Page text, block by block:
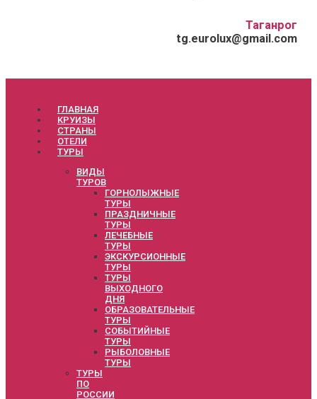
Таганрог
tg.eurolux@gmail.com
ГЛАВНАЯ
КРУИЗЫ
СТРАНЫ
ОТЕЛИ
ТУРЫ
ВИДЫ
ТУРОВ
ГОРНОЛЫЖНЫЕ
ТУРЫ
ПРАЗДНИЧНЫЕ
ТУРЫ
ЛЕЧЕБНЫЕ
ТУРЫ
ЭКСКУРСИОННЫЕ
ТУРЫ
ТУРЫ
ВЫХОДНОГО
ДНЯ
ОБРАЗОВАТЕЛЬНЫЕ
ТУРЫ
СОБЫТИЙНЫЕ
ТУРЫ
РЫБОЛОВНЫЕ
ТУРЫ
ТУРЫ
ПО
РОССИИ